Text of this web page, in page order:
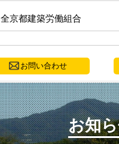
全京都建築労働組合
お問い合わせ
お知